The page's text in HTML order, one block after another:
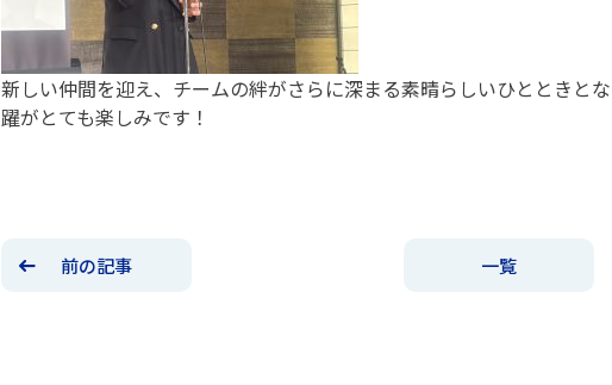
新しい仲間を迎え、チームの絆がさらに深まる素晴らしいひとときと
躍がとても楽しみです！
前の記事 一覧